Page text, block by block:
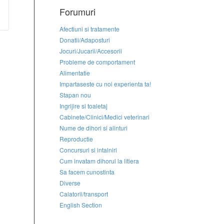
Forumuri
Afectiuni si tratamente
Donatii/Adaposturi
Jocuri/Jucarii/Accesorii
Probleme de comportament
Alimentatie
Impartaseste cu noi experienta ta!
Stapan nou
Ingrijire si toaletaj
Cabinete/Clinici/Medici veterinari
Nume de dihori si alinturi
Reproductie
Concursuri si intalniri
Cum invatam dihorul la litiera
Sa facem cunostinta
Diverse
Calatorii/transport
English Section